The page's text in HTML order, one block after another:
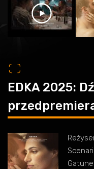
o
EDKA 2025: